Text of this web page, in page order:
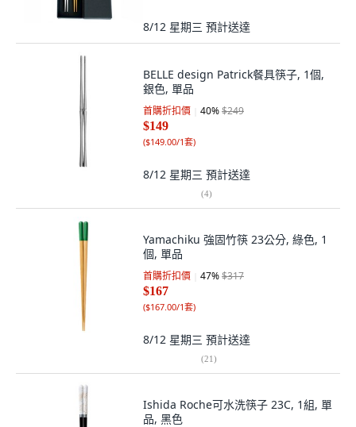
8/12 星期三 預計送達
BELLE design Patrick餐具筷子, 1個,
銀色, 單品
首購折扣價 40%$249
$149
($149.00/1套)
8/12 星期三 預計送達
(4)
Yamachiku 強固竹筷 23公分, 綠色, 1
個, 單品
首購折扣價 47%$317
$167
($167.00/1套)
8/12 星期三 預計送達
(21)
Ishida Roche可水洗筷子 23C, 1組, 單
品, 黑色